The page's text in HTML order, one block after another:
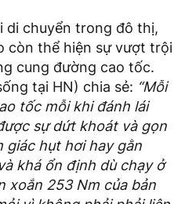
di chuyển trong đô thị,
còn thể hiện sự vượt trội
cung đường cao tốc.
tại HN) chia sẻ: “Mỗi
tốc mỗi khi đánh lái
sự dứt khoát và gọn
giác hụt hơi hay gằn
khá ổn định dù chạy ở
xoắn 253 Nm của bản